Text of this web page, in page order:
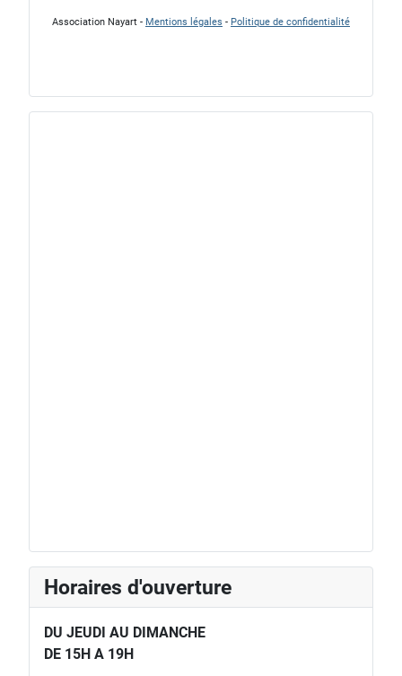
Association Nayart - Mentions légales - Politique de confidentialité
Horaires d'ouverture
DU JEUDI AU DIMANCHE
DE 15H A 19H